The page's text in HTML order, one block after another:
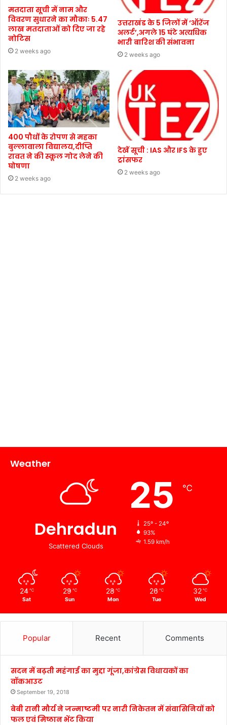
मतदाता सूची में नाम और
विवरण सुधारने का मौकाः 5.47
लाख मतदाताओं को दिए जा रहे
नोटिस
2 weeks ago
उत्तराखंड के 5 जिलों में ‘ऑरेंज
अलर्ट’,अगले 15 घंटे अत्यधिक
भारी बारिश की संभावना
2 weeks ago
400 पौधों के रोपण से महका
बुल्लावाला विद्यालय,दीप्ति
रावत ने की स्कूल गोद लेने की
घोषणा
2 weeks ago
देखें सूची : IAS और IFS के हुए
ट्रांसफर
2 weeks ago
Weather
Dehradun
Scattered Clouds
25 ℃
25º - 24º
93%
1.59 km/h
24 ℃
Sat
29 ℃
Sun
28 ℃
Mon
26 ℃
Tue
32 ℃
Wed
Popular Recent Comments
सदन में बढ़ती महंगाई का मुद्दा गूंजा,कांग्रेस विधायकों का
वॉकआउट
September 19, 2018
बेबी रानी मौर्य ने जन्माष्टमी पर नारी निकेतन में संवासिनियों को
फल एवं मिष्ठान भेंट किया